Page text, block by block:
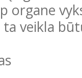
organe
veikla